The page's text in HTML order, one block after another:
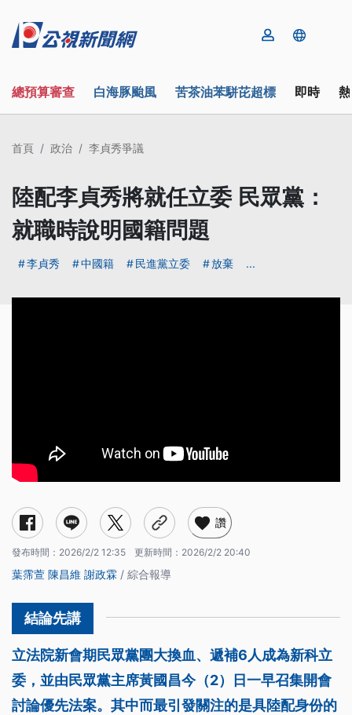
總預算審查 白海豚颱風 苦茶油苯駢芘超標 即時
首頁 政治 李貞秀爭議
陸配李貞秀將就任立委 民眾黨：
就職時說明國籍問題
李貞秀 中國籍 民進黨立委 放棄 ...
讚
發布時間： 2026/2/2 12:35 更新時間： 2026/2/2 20:40
葉霈萱 陳昌維 謝政霖 / 綜合報導
立法院新會期民眾黨團大換血、遞補6人成為新科立
委，並由民眾黨主席黃國昌今（2）日一早召集開會
討論優先法案。其中而最引發關注的是具陸配身份的